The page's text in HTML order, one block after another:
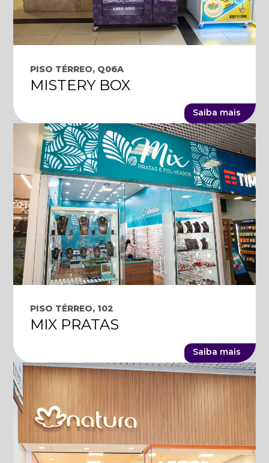
PISO TÉRREO, Q06A
MISTERY BOX
Saiba mais
PISO TÉRREO, 102
MIX PRATAS
Saiba mais